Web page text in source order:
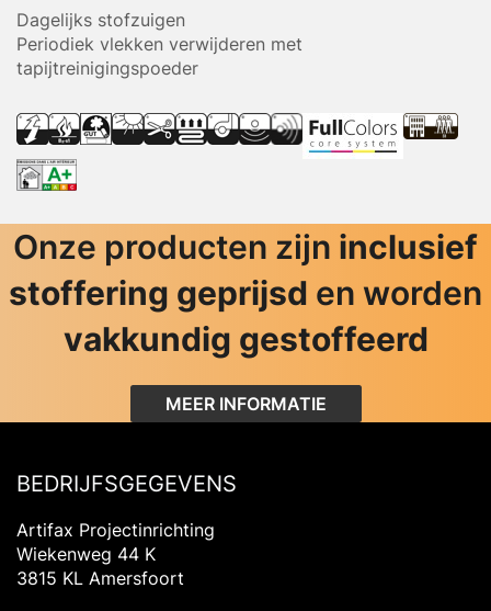
Dagelijks stofzuigen
Periodiek vlekken verwijderen met
tapijtreinigingspoeder
Onze producten zijn inclusief
stoffering geprijsd en worden
vakkundig gestoffeerd
MEER INFORMATIE
BEDRIJFSGEGEVENS
Artifax Projectinrichting
Wiekenweg 44 K
3815 KL Amersfoort